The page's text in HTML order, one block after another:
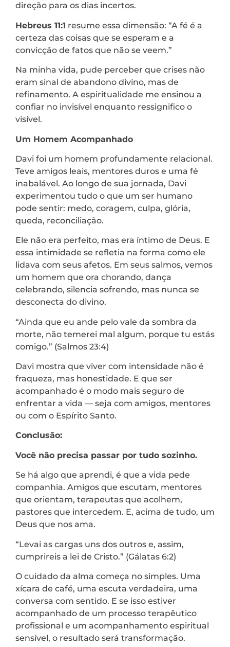
direção para os dias incertos.
Hebreus 11:1 resume essa dimensão: “A fé é a
certeza das coisas que se esperam e a
convicção de fatos que não se veem.”
Na minha vida, pude perceber que crises não
eram sinal de abandono divino, mas de
refinamento. A espiritualidade me ensinou a
confiar no invisível enquanto ressignifico o
visível.
Um Homem Acompanhado
Davi foi um homem profundamente relacional.
Teve amigos leais, mentores duros e uma fé
inabalável. Ao longo de sua jornada, Davi
experimentou tudo o que um ser humano
pode sentir: medo, coragem, culpa, glória,
queda, reconciliação.
Ele não era perfeito, mas era íntimo de Deus. E
essa intimidade se refletia na forma como ele
lidava com seus afetos. Em seus salmos, vemos
um homem que ora chorando, dança
celebrando, silencia sofrendo, mas nunca se
desconecta do divino.
“Ainda que eu ande pelo vale da sombra da
morte, não temerei mal algum, porque tu estás
comigo.” (Salmos 23:4)
Davi mostra que viver com intensidade não é
fraqueza, mas honestidade. E que ser
acompanhado é o modo mais seguro de
enfrentar a vida — seja com amigos, mentores
ou com o Espírito Santo.
Conclusão:
Você não precisa passar por tudo sozinho.
Se há algo que aprendi, é que a vida pede
companhia. Amigos que escutam, mentores
que orientam, terapeutas que acolhem,
pastores que intercedem. E, acima de tudo, um
Deus que nos ama.
“Levai as cargas uns dos outros e, assim,
cumprireis a lei de Cristo.” (Gálatas 6:2)
O cuidado da alma começa no simples. Uma
xícara de café, uma escuta verdadeira, uma
conversa com sentido. E se isso estiver
acompanhado de um processo terapêutico
profissional e um acompanhamento espiritual
sensível, o resultado será transformação.